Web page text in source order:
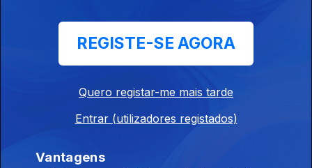
22 set. 2021
REGISTE-SE AGORA
Quero registar-me mais tarde
Entrar (utilizadores registados)
Vantagens